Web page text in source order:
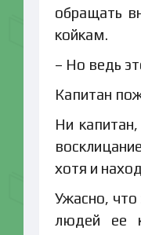
обращать
койкам.
– Но ведь
Капитан
Ни
хотя и
Ужасно,
людей ее